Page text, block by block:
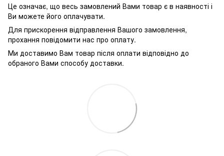
Це означає, що весь замовлений Вами товар є в наявності і
Ви можете його оплачувати.
Для прискорення відправлення Вашого замовлення,
прохання повідомити нас про оплату.
Ми доставимо Вам товар після оплати відповідно до
обраного Вами способу доставки.